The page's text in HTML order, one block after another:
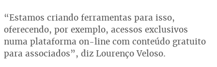
“Estamos criando ferramentas para isso,
oferecendo, por exemplo, acessos exclusivos
numa plataforma on-line com conteúdo gratuito
para associados”, diz Lourenço Veloso.